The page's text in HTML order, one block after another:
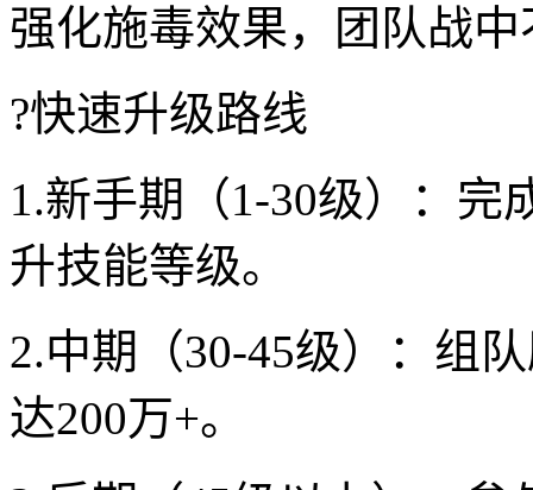
强化施毒效果，团队战
?快速升级路线
1.新手期（1-30级）：完
升技能等级。
2.中期（30-45级）：组
达200万+。